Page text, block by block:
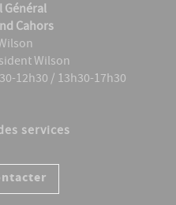
Général
Cahors
Wilson
12h30 / 13h30-17h30
services